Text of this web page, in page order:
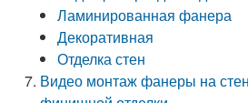
Ламинированная фанера
Декоративная
Отделка стен
Видео монтаж фанеры на